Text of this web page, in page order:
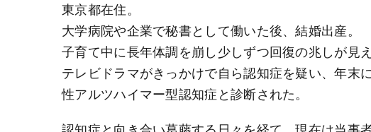
東京都在住。
大学病院や企業で秘書として働いた後、結婚出産。
子育て中に長年体調を崩し少しずつ回復の兆しが見
テレビドラマがきっかけで自ら認知症を疑い、年末
性アルツハイマー型認知症と診断された。